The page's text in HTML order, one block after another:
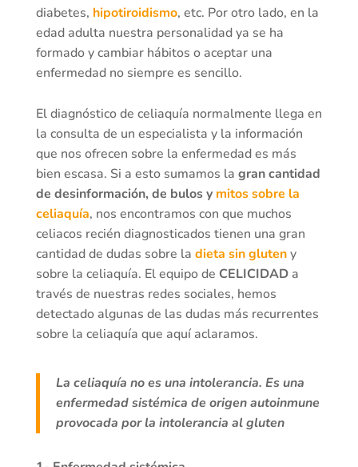
diabetes, hipotiroidismo, etc. Por otro lado, en la
edad adulta nuestra personalidad ya se ha
formado y cambiar hábitos o aceptar una
enfermedad no siempre es sencillo.
El diagnóstico de celiaquía normalmente llega en
la consulta de un especialista y la información
que nos ofrecen sobre la enfermedad es más
bien escasa. Si a esto sumamos la gran cantidad
de desinformación, de bulos y mitos sobre la
celiaquía, nos encontramos con que muchos
celiacos recién diagnosticados tienen una gran
cantidad de dudas sobre la dieta sin gluteny
sobre la celiaquía. El equipo de CELICIDADa
través de nuestras redes sociales, hemos
detectado algunas de las dudas más recurrentes
sobre la celiaquía que aquí aclaramos.
La celiaquía no es una intolerancia. Es una
enfermedad sistémica de origen autoinmune
provocada por la intolerancia al gluten